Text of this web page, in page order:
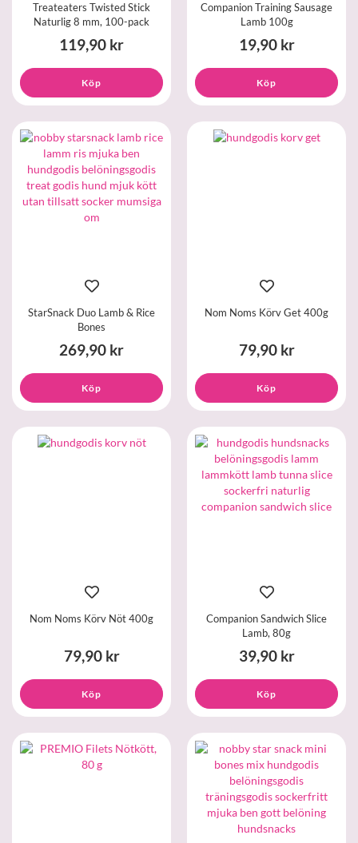
Treateaters Twisted Stick
Naturlig 8 mm, 100-pack
119,90 kr
Köp
Companion Training Sausage
Lamb 100g
19,90 kr
Köp
StarSnack Duo Lamb & Rice
Bones
269,90 kr
Köp
Nom Noms Körv Get 400g
79,90 kr
Köp
Nom Noms Körv Nöt 400g
79,90 kr
Köp
Companion Sandwich Slice
Lamb, 80g
39,90 kr
Köp